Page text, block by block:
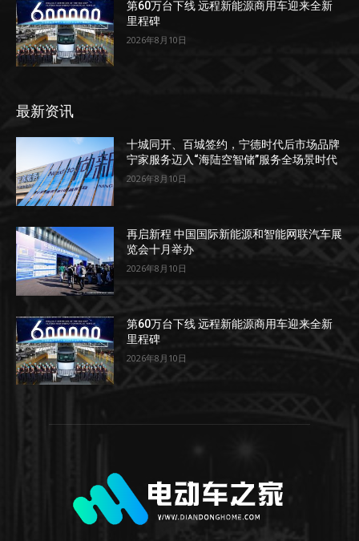
第60万台下线 远程新能源商用车迎来全新
里程碑
2026年8月10日
最新资讯
十城同开、百城签约，宁德时代后市场品牌
宁家服务迈入“海陆空智储”服务全场景时代
2026年8月10日
再启新程 中国国际新能源和智能网联汽车展
览会十月举办
2026年8月10日
第60万台下线 远程新能源商用车迎来全新
里程碑
2026年8月10日